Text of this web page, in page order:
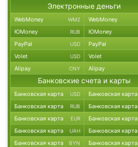
Электронные деньги
WebMoney WMZ WebMoney
ЮMoney RUB ЮMoney
PayPal USD PayPal
Volet USD Volet
Alipay CNY Alipay
Банковские счета и карты
Банковская карта USD Банковская карта
Банковская карта RUB Банковская карта
Банковская карта EUR Банковская карта
Банковская карта UAH Банковская карта
Банковская карта BYN Банковская карта